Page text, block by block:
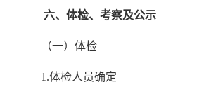
六、体检、考察及公示
（一）体检
1.体检人员确定